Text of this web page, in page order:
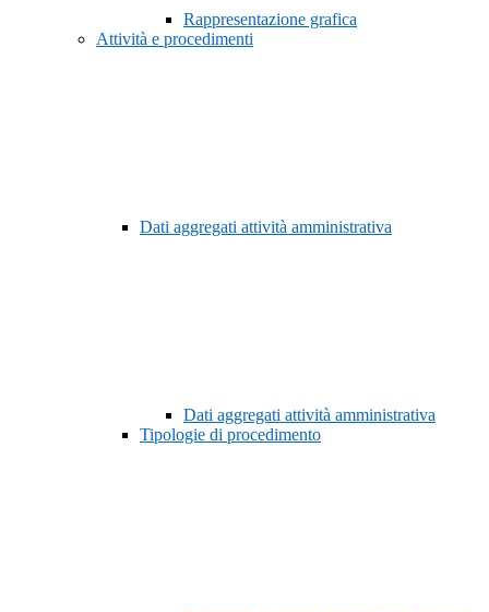
Rappresentazione grafica
Attività e procedimenti
Dati aggregati attività amministrativa
Dati aggregati attività amministrativa
Tipologie di procedimento